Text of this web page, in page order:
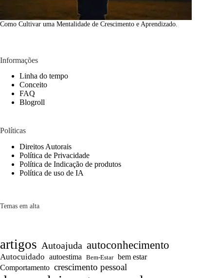
Como Cultivar uma Mentalidade de Crescimento e Aprendizado.
Informações
Linha do tempo
Conceito
FAQ
Blogroll
Políticas
Direitos Autorais
Política de Privacidade
Política de Indicação de produtos
Política de uso de IA
Temas em alta
artigos Autoajuda autoconhecimento
Autocuidado autoestima Bem-Estar bem estar
Comportamento crescimento pessoal